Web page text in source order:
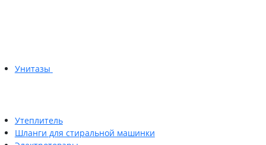
Унитазы
Утеплитель
Шланги для стиральной машинки